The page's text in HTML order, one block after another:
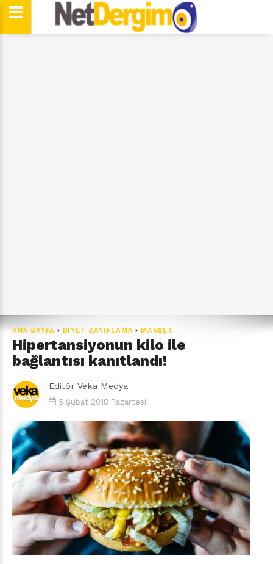
ANA SAYFA › DIYET ZAYIFLAMA › MANŞET
Hipertansiyonun kilo ile
bağlantısı kanıtlandı!
Editör Veka Medya
5 Şubat 2018 Pazartesi